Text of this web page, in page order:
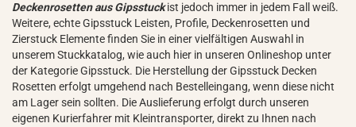
Deckenrosetten aus Gipsstuckist jedoch immer in jedem Fall weiß.
Weitere, echte Gipsstuck Leisten, Profile, Deckenrosetten und
Zierstuck Elemente finden Sie in einer vielfältigen Auswahl in
unserem Stuckkatalog, wie auch hier in unseren Onlineshop unter
der Kategorie Gipsstuck. Die Herstellung der Gipsstuck Decken
Rosetten erfolgt umgehend nach Bestelleingang, wenn diese nicht
am Lager sein sollten. Die Auslieferung erfolgt durch unseren
eigenen Kurierfahrer mit Kleintransporter, direkt zu Ihnen nach